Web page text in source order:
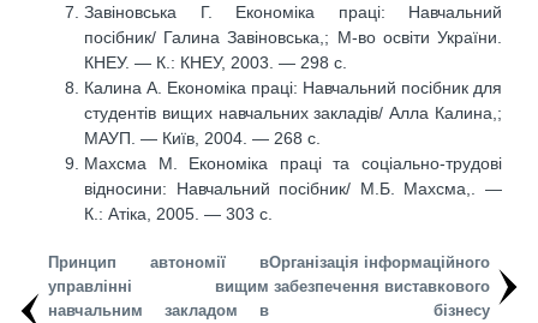
Завіновська Г. Економіка праці: Навчальний
посібник/ Галина Завіновська,; М-во освіти України.
КНЕУ. — К.: КНЕУ, 2003. — 298 с.
Калина А. Економіка праці: Навчальний посібник для
студентів вищих навчальних закладів/ Алла Калина,;
МАУП. — Київ, 2004. — 268 с.
Махсма М. Економіка праці та соціально-трудові
відносини: Навчальний посібник/ М.Б. Махсма,. —
К.: Атіка, 2005. — 303 с.
Принцип автономії в
управлінні вищим
навчальним закладом в
Організація інформаційного
забезпечення виставкового
бізнесу